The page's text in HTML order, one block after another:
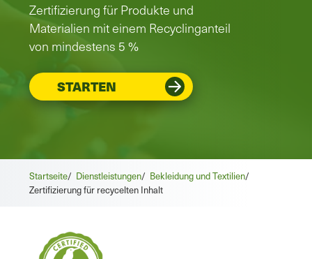
Zertifizierung für Produkte und
Materialien mit einem Recyclinganteil
von mindestens 5 %
STARTEN
Startseite/ Dienstleistungen/ Bekleidung und Textilien/
Zertifizierung für recycelten Inhalt